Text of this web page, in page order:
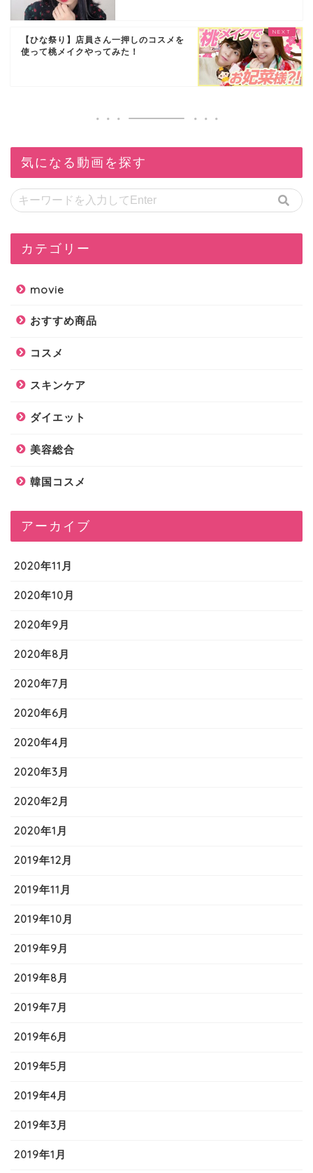
【ひな祭り】店員さん一押しのコスメを
使って桃メイクやってみた！
気になる動画を探す
カテゴリー
movie
おすすめ商品
コスメ
スキンケア
ダイエット
美容総合
韓国コスメ
アーカイブ
2020年11月
2020年10月
2020年9月
2020年8月
2020年7月
2020年6月
2020年4月
2020年3月
2020年2月
2020年1月
2019年12月
2019年11月
2019年10月
2019年9月
2019年8月
2019年7月
2019年6月
2019年5月
2019年4月
2019年3月
2019年1月